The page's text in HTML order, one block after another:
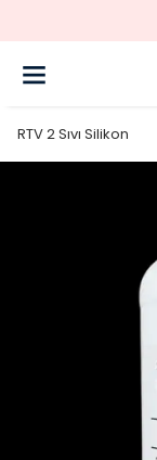
RTV 2 Sıvı Silikon